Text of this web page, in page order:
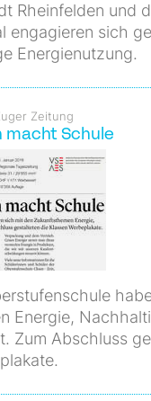
Rheinfelden und
engagieren sich
Energienutzung.
Zeitung
macht Schule
Energie,
Zum Abschluss